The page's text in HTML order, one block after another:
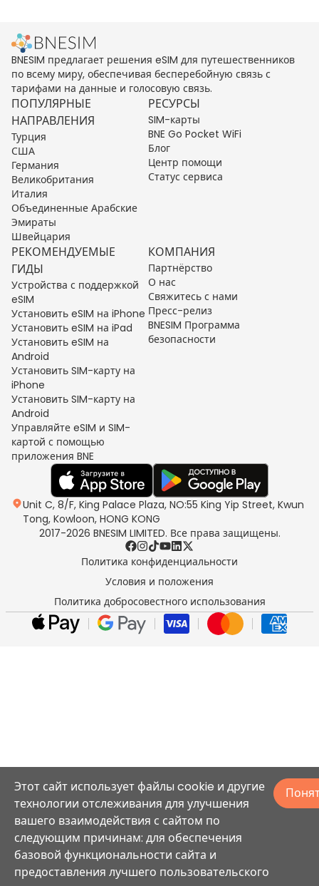
BNESIM предлагает решения eSIM для путешественников
по всему миру, обеспечивая бесперебойную связь с
тарифами на данные и голосовую связь.
ПОПУЛЯРНЫЕ
НАПРАВЛЕНИЯ
Турция
США
Германия
Великобритания
Италия
Объединенные Арабские
Эмираты
Швейцария
РЕСУРСЫ
SIM-карты
BNE Go Pocket WiFi
Блог
Центр помощи
Статус сервиса
РЕКОМЕНДУЕМЫЕ
ГИДЫ
Устройства с поддержкой
eSIM
Установить eSIM на iPhone
Установить eSIM на iPad
Установить eSIM на
Android
Установить SIM-карту на
iPhone
Установить SIM-карту на
Android
Управляйте eSIM и SIM-
картой с помощью
приложения BNE
КОМПАНИЯ
Партнёрство
О нас
Свяжитесь с нами
Пресс-релиз
BNESIM Программа
безопасности
Unit C, 8/F, King Palace Plaza, NO:55 King Yip Street, Kwun
Tong, Kowloon, HONG KONG
2017-2026 BNESIM LIMITED. Все права защищены.
Политика конфиденциальности
Условия и положения
Политика добросовестного использования
Этот сайт использует файлы cookie и другие
технологии отслеживания для улучшения
вашего взаимодействия с сайтом по
следующим причинам: для обеспечения
базовой функциональности сайта и
предоставления лучшего пользовательского